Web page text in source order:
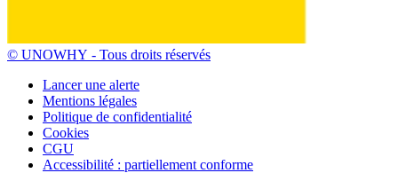
© UNOWHY ‐ Tous droits réservés
Lancer une alerte
Mentions légales
Politique de confidentialité
Cookies
CGU
Accessibilité : partiellement conforme